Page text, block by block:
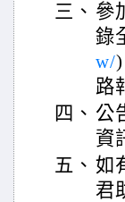
三、 參
錄
w/
路
四、 公
資
五、 如
君